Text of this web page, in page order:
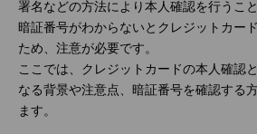
署名などの方法により本人確認を行うこ
暗証番号がわからないとクレジットカー
ため、注意が必要です。
ここでは、クレジットカードの本人確認
なる背景や注意点、暗証番号を確認する
ます。